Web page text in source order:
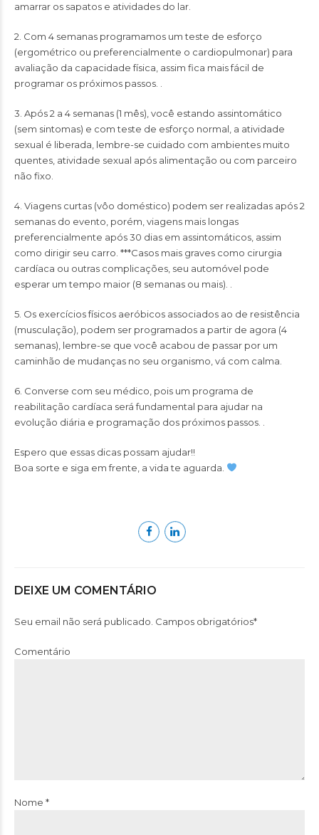
amarrar os sapatos e atividades do lar.
2. Com 4 semanas programamos um teste de esforço
(ergométrico ou preferencialmente o cardiopulmonar) para
avaliação da capacidade física, assim fica mais fácil de
programar os próximos passos. .
3. Após 2 a 4 semanas (1 mês), você estando assintomático
(sem sintomas) e com teste de esforço normal, a atividade
sexual é liberada, lembre-se cuidado com ambientes muito
quentes, atividade sexual após alimentação ou com parceiro
não fixo.
4. Viagens curtas (vôo doméstico) podem ser realizadas após 2
semanas do evento, porém, viagens mais longas
preferencialmente após 30 dias em assintomáticos, assim
como dirigir seu carro. ***Casos mais graves como cirurgia
cardíaca ou outras complicações, seu automóvel pode
esperar um tempo maior (8 semanas ou mais). .
5. Os exercícios físicos aeróbicos associados ao de resistência
(musculação), podem ser programados a partir de agora (4
semanas), lembre-se que você acabou de passar por um
caminhão de mudanças no seu organismo, vá com calma.
6. Converse com seu médico, pois um programa de
reabilitação cardíaca será fundamental para ajudar na
evolução diária e programação dos próximos passos. .
Espero que essas dicas possam ajudar!!
Boa sorte e siga em frente, a vida te aguarda.
DEIXE UM COMENTÁRIO
Seu email não será publicado. Campos obrigatórios*
Comentário
Nome *